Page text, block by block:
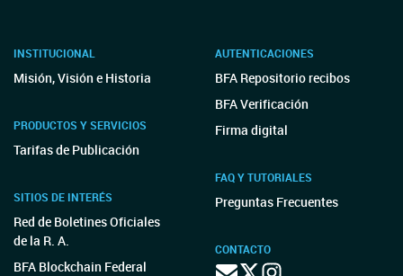
INSTITUCIONAL
Misión, Visión e Historia
PRODUCTOS Y SERVICIOS
Tarifas de Publicación
SITIOS DE INTERÉS
Red de Boletines Oficiales
de la R. A.
BFA Blockchain Federal
AUTENTICACIONES
BFA Repositorio recibos
BFA Verificación
Firma digital
FAQ Y TUTORIALES
Preguntas Frecuentes
CONTACTO